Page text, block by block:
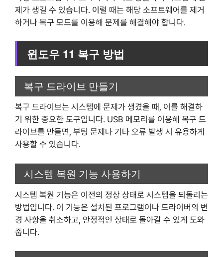
제가 생길 수 있습니다. 이럴 때는 해당 소프트웨어를 제거
하거나 복구 모드를 이용해 문제를 해결해야 합니다.
윈도우 11 복구 방법
복구 드라이브 만들기
복구 드라이브는 시스템에 문제가 생겼을 때, 이를 해결하
기 위한 중요한 도구입니다. USB 메모리를 이용해 복구 드
라이브를 만들면, 부팅 문제나 기타 오류 발생 시 유용하게
사용할 수 있습니다.
시스템 복원 기능 사용하기
시스템 복원 기능은 이전의 정상 상태로 시스템을 되돌리는
방법입니다. 이 기능은 설치된 프로그램이나 드라이버의 변
경 사항을 취소하고, 안정적인 상태로 돌아갈 수 있게 도와
줍니다.